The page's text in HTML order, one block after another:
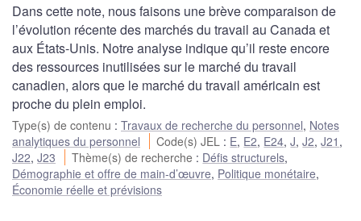
Dans cette note, nous faisons une brève comparaison de
l’évolution récente des marchés du travail au Canada et
aux États-Unis. Notre analyse indique qu’il reste encore
des ressources inutilisées sur le marché du travail
canadien, alors que le marché du travail américain est
proche du plein emploi.
Type(s) de contenu : Travaux de recherche du personnel, Notes
analytiques du personnel
Code(s) JEL : E, E2, E24,J,J2,J21 ,
J22, J23 Thème(s) de recherche : Défis structurels,
Démographie et offre de main-d’œuvre, Politique monétaire,
Économie réelle et prévisions